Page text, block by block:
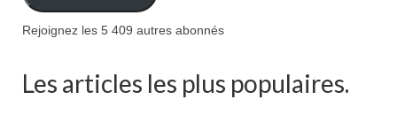
Rejoignez les 5 409 autres abonnés
Les articles les plus populaires.